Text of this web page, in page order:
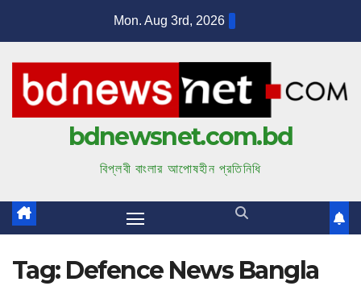
n
Mon. Aug 3rd, 2026
bdnewsnet.com.bd
বিপ্লবী বাংলার আপোষহীন প্রতিনিধি
Tag: Defence News Bangla